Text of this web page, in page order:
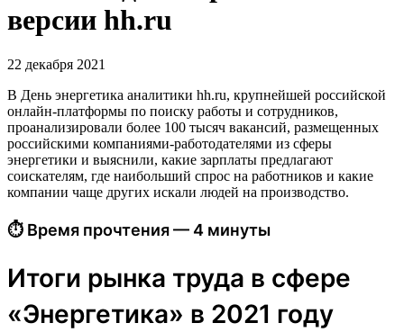
версии hh.ru
22 декабря 2021
В День энергетика аналитики hh.ru, крупнейшей российской
онлайн-платформы по поиску работы и сотрудников,
проанализировали более 100 тысяч вакансий, размещенных
российскими компаниями-работодателями из сферы
энергетики и выяснили, какие зарплаты предлагают
соискателям, где наибольший спрос на работников и какие
компании чаще других искали людей на производство.
⏱ Время прочтения — 4 минуты
Итоги рынка труда в сфере
«Энергетика» в 2021 году